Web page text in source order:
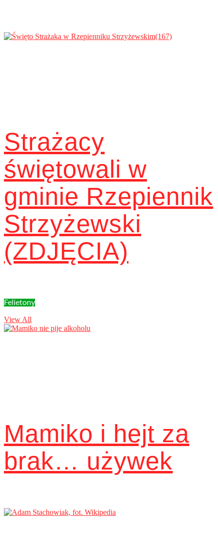
Strażacy
świętowali w
gminie Rzepiennik
Strzyżewski
(ZDJĘCIA)
Felietony
View All
Mamiko i hejt za
brak… używek